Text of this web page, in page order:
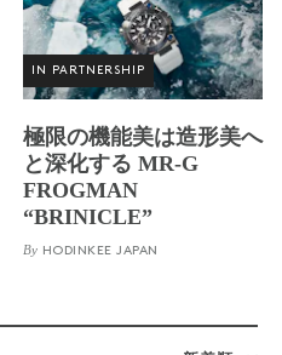
IN PARTNERSHIP
極限の機能美は造形美へ
と深化する MR-G
FROGMAN
“BRINICLE”
By HODINKEE JAPAN